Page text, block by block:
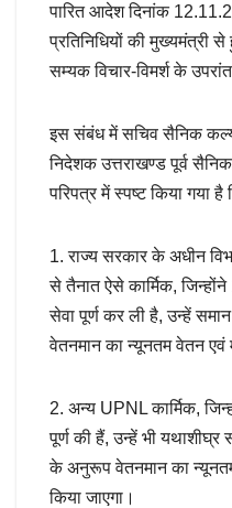
पारित आदेश दिनांक
प्रतिनिधियों की मुख्यमंत्री
सम्यक विचार-विमर्श के
इस संबंध में सचिव सैनिक
निदेशक उत्तराखण्ड पूर्व
परिपत्र में स्पष्ट किया गया है
1. राज्य सरकार के अधीन
से तैनात ऐसे कार्मिक,
सेवा पूर्ण कर ली है, उन्हें
वेतनमान का न्यूनतम वेतन एवं
2. अन्य UPNL कार्मिक,
पूर्ण की हैं, उन्हें भी यथाशीघ्र
के अनुरूप वेतनमान का न्यूनतम
किया जाएगा।